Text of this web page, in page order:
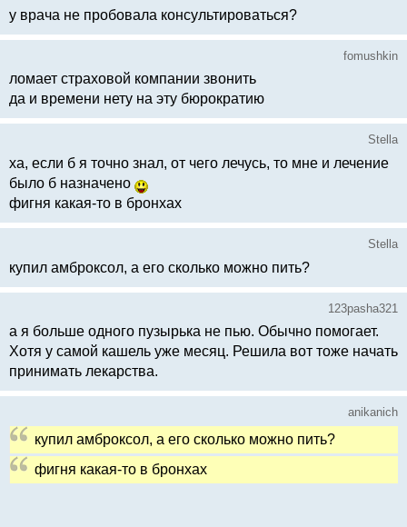
у врача не пробовала консультироваться?
fomushkin
ломает страховой компании звонить
да и времени нету на эту бюрократию
Stella
ха, если б я точно знал, от чего лечусь, то мне и лечение
было б назначено
фигня какая-то в бронхах
Stella
купил амброксол, а его сколько можно пить?
123pasha321
а я больше одного пузырька не пью. Обычно помогает.
Хотя у самой кашель уже месяц. Решила вот тоже начать
принимать лекарства.
anikanich
купил амброксол, а его сколько можно пить?
фигня какая-то в бронхах